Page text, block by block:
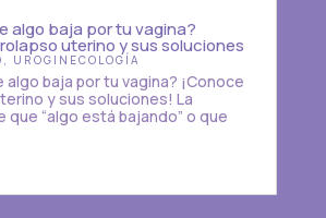
algo baja por tu vagina?
uterino y sus soluciones
, UROGINECOLOGÍA
algo baja por tu vagina? ¡Conoce
y sus soluciones! La
que “algo está bajando” o que